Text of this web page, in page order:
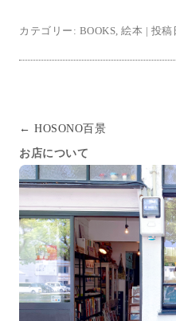
カテゴリー: BOOKS, 絵本 | 投稿
投稿ナビゲーション
← HOSONO百景
お店について